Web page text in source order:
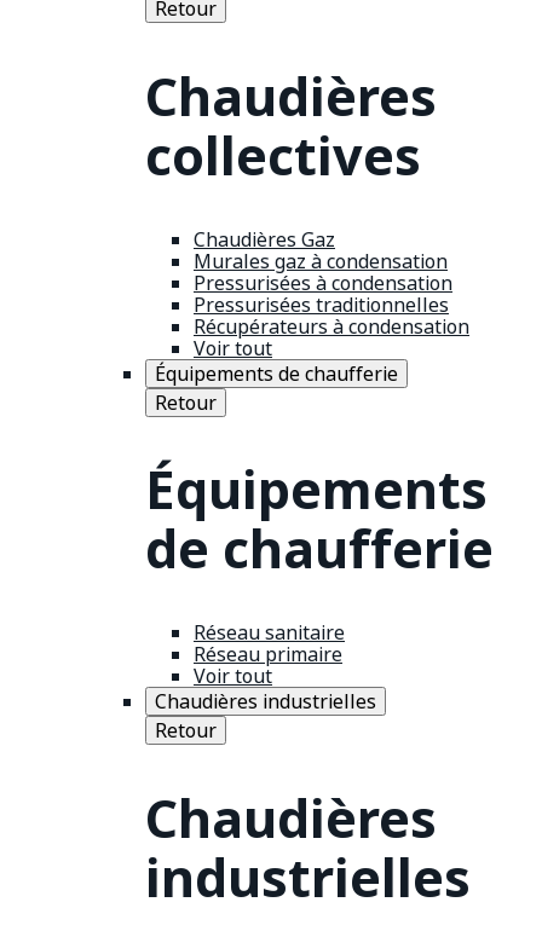
Retour
Chaudières
collectives
Chaudières Gaz
Murales gaz à condensation
Pressurisées à condensation
Pressurisées traditionnelles
Récupérateurs à condensation
Voir tout
Équipements de chaufferie
Retour
Équipements
de chaufferie
Réseau sanitaire
Réseau primaire
Voir tout
Chaudières industrielles
Retour
Chaudières
industrielles